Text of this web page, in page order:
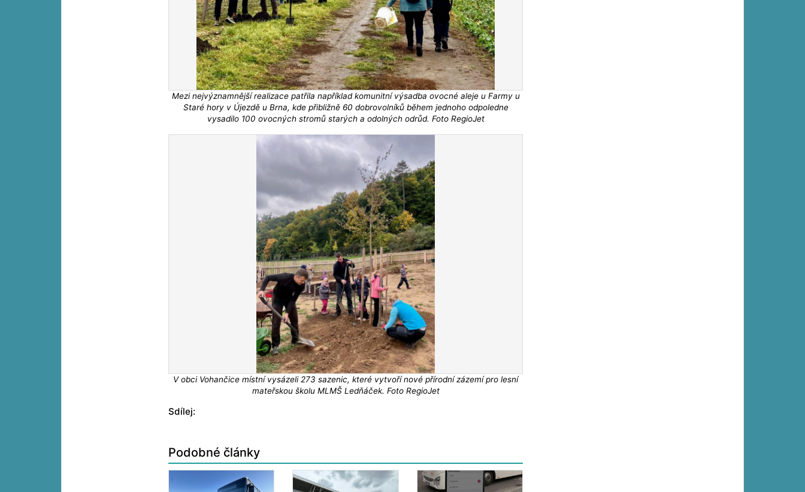
Mezi nejvýznamnější realizace patřila například komunitní výsadba ovocné aleje u Farmy u
Staré hory v Újezdě u Brna, kde přibližně 60 dobrovolníků během jednoho odpoledne
vysadilo 100 ovocných stromů starých a odolných odrůd. Foto RegioJet
V obci Vohančice místní vysázeli 273 sazenic, které vytvoří nové přírodní zázemí pro lesní
mateřskou školu MLMŠ Ledňáček. Foto RegioJet
Sdílej:
Podobné články